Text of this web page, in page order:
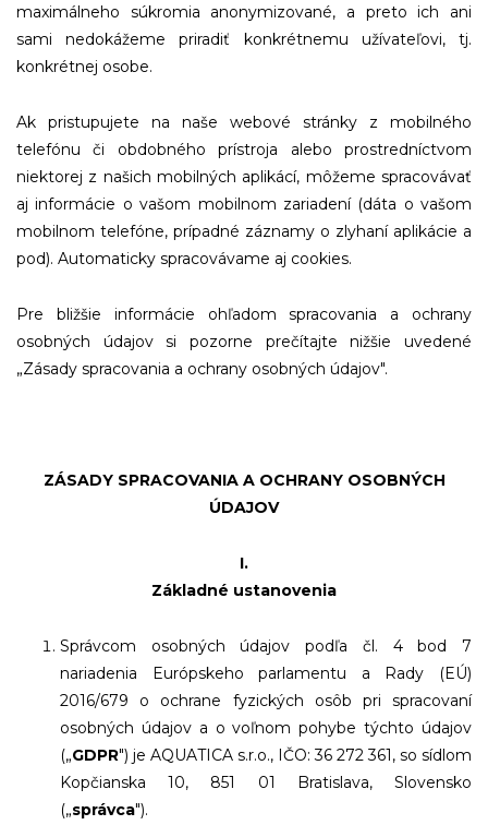
maximálneho súkromia anonymizované, a preto ich ani
sami nedokážeme priradiť konkrétnemu užívateľovi, tj.
konkrétnej osobe.
Ak pristupujete na naše webové stránky z mobilného
telefónu či obdobného prístroja alebo prostredníctvom
niektorej z našich mobilných aplikácí, môžeme spracovávať
aj informácie o vašom mobilnom zariadení (dáta o vašom
mobilnom telefóne, prípadné záznamy o zlyhaní aplikácie a
pod). Automaticky spracovávame aj cookies.
Pre bližšie informácie ohľadom spracovania a ochrany
osobných údajov si pozorne prečítajte nižšie uvedené
„Zásady spracovania a ochrany osobných údajov".
ZÁSADY SPRACOVANIA A OCHRANY OSOBNÝCH
ÚDAJOV
I.
Základné ustanovenia
Správcom osobných údajov podľa čl. 4 bod 7
nariadenia Európskeho parlamentu a Rady (EÚ)
2016/679 o ochrane fyzických osôb pri spracovaní
osobných údajov a o voľnom pohybe týchto údajov
(„GDPR") je AQUATICA s.r.o., IČO: 36 272 361, so sídlom
Kopčianska 10, 851 01 Bratislava, Slovensko
(„správca").